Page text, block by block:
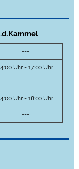
---
Uhr - 17:00 Uhr
---
Uhr - 18:00 Uhr
---